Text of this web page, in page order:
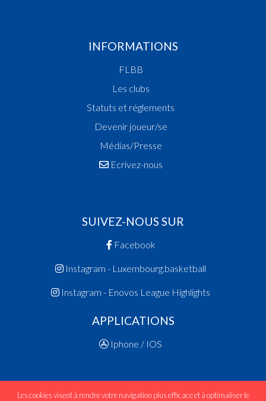
INFORMATIONS
FLBB
Les clubs
Statuts et réglements
Devenir joueur/se
Médias/Presse
Ecrivez-nous
SUIVEZ-NOUS SUR
Facebook
Instagram - Luxembourg.basketball
Instagram - Enovos League Highlights
APPLICATIONS
Iphone / IOS
Les cookies visent à rendre votre navigation plus efficace et à optimaliser le